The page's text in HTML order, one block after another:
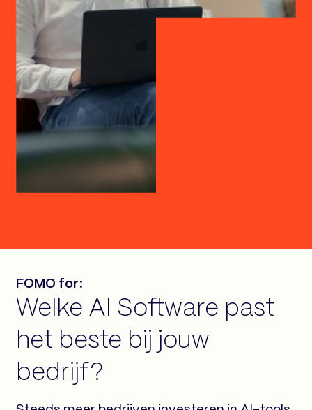
FOMO for:
Welke AI Software past
het beste bij jouw
bedrijf?